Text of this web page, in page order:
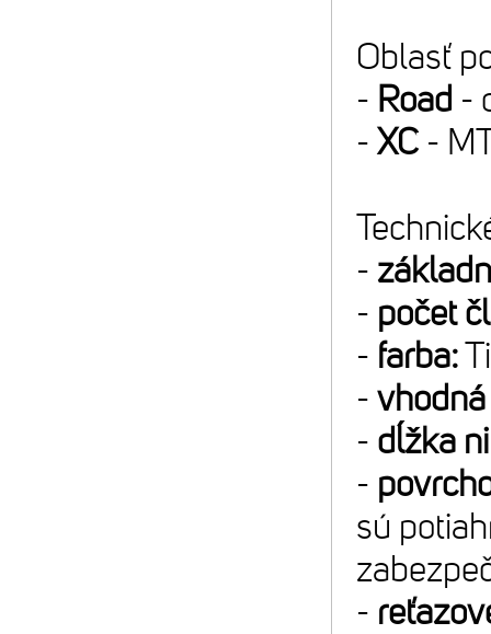
Oblasť
- Road -
- XC -
-
- počet
- farba:
-
- dĺžka
-
sú
-